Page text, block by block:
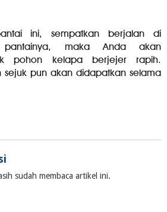
ini, sempatkan berjalan di
pantainya, maka Anda akan
pohon kelapa berjejer rapih.
sejuk pun akan didapatkan selama
sudah membaca artikel ini.